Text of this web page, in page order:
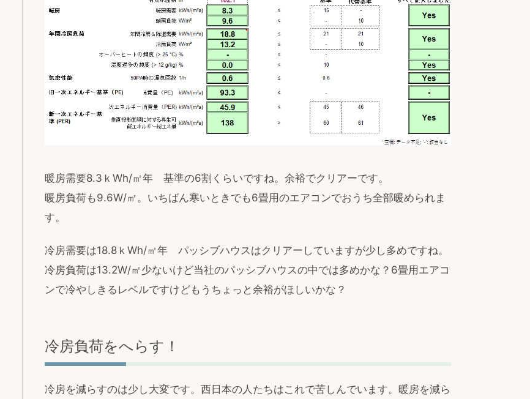
暖房需要8.3ｋWh/㎡年 基準の6割くらいですね。余裕でクリアーです。
暖房負荷も9.6W/㎡。いちばん寒いときでも6畳用のエアコンでおうち全部暖められま
す。
冷房需要は18.8ｋWh/㎡年 パッシブハウスはクリアーしていますが少し多めですね。
冷房負荷は13.2W/㎡少ないけど当社のパッシブハウスの中では多めかな？6畳用エアコ
ンで冷やしきるレベルですけどもうちょっと余裕がほしいかな？
冷房負荷をへらす！
冷房を減らすのは少し大変です。西日本の人たちはこれで苦しんでいます。暖房を減ら